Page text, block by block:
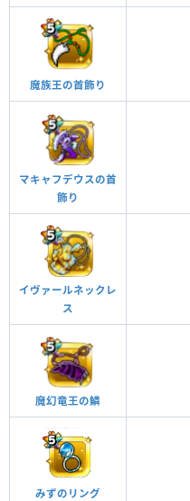
魔族王の首飾り
マキャフデウスの首
飾り
イヴァールネックレ
ス
魔幻竜王の鱗
みずのリング